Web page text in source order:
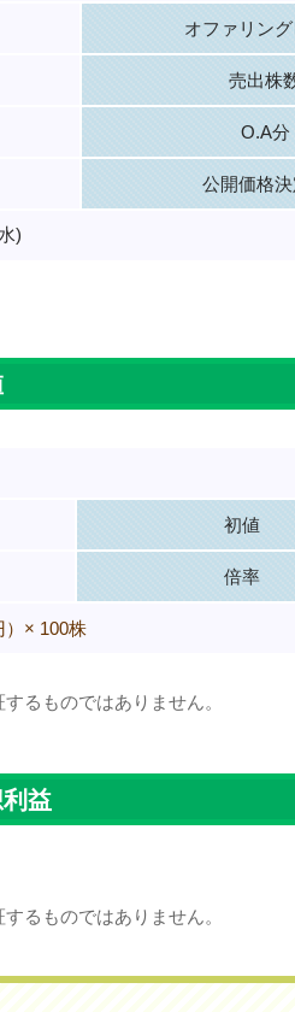
オファリン
売出株
O.A分
公開価格決
)
初値
倍率
）× 100株
るものではありません。
益
るものではありません。